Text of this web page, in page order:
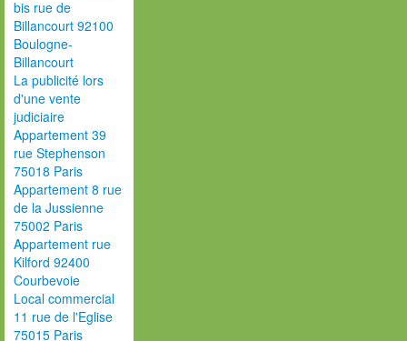
bis rue de
Billancourt 92100
Boulogne-
Billancourt
La publicité lors
d'une vente
judiciaire
Appartement 39
rue Stephenson
75018 Paris
Appartement 8 rue
de la Jussienne
75002 Paris
Appartement rue
Kilford 92400
Courbevoie
Local commercial
11 rue de l'Eglise
75015 Paris